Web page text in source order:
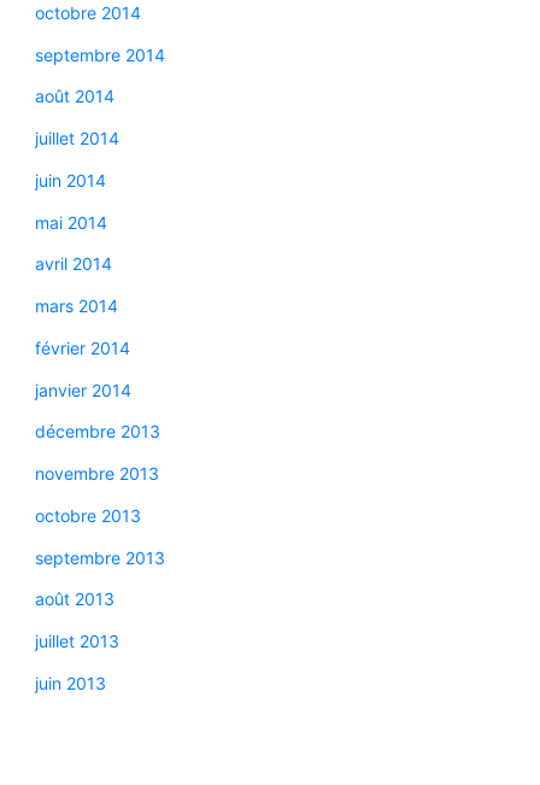
octobre 2014
septembre 2014
août 2014
juillet 2014
juin 2014
mai 2014
avril 2014
mars 2014
février 2014
janvier 2014
décembre 2013
novembre 2013
octobre 2013
septembre 2013
août 2013
juillet 2013
juin 2013